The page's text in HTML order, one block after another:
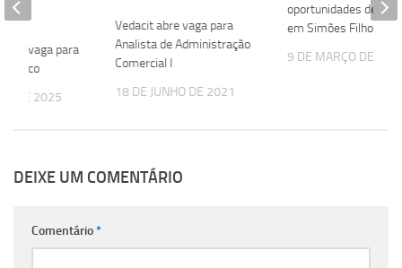
Vedacit abre vaga para
Analista de Administração
Comercial I
18 DE JUNHO DE 2021
oportunidades de
em Simões Filho
9 DE MARÇO DE
vaga para
DE 2025
DEIXE UM COMENTÁRIO
Comentário*